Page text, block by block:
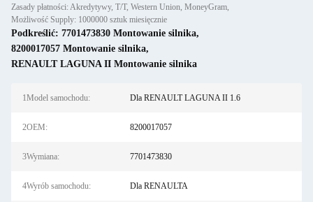
Zasady płatności: Akredytywy, T/T, Western Union, MoneyGram,
Możliwość Supply: 1000000 sztuk miesięcznie
Podkreślić: 7701473830 Montowanie silnika,
8200017057 Montowanie silnika,
RENAULT LAGUNA II Montowanie silnika
1Model samochodu: Dla RENAULT LAGUNA II 1.6
2OEM: 8200017057
3Wymiana: 7701473830
4Wyrób samochodu: Dla RENAULTA